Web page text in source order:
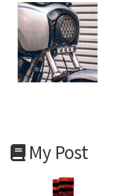
My Post